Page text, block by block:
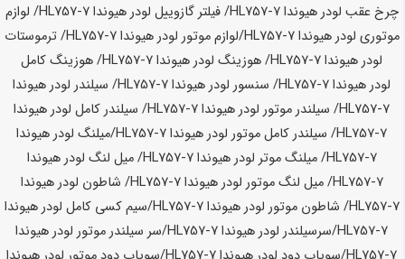
چرخ عقب لودرهیوندا HL757-7 / فیلتر گازوییل لودرهیوندا HL757-7
/ لوازم
موتوری لودرهیوندا HL757-7 /لوازم موتور لودرهیوندا HL757-7
/ ترموستات
لودرهیوندا HL757-7 / هوزینگ لودرهیوندا HL757-7
/ هوزینگ کامل
لودرهیوندا HL757-7 / سنسور لودرهیوندا HL757-7 / سیلندر لودرهیوندا
HL757-7/ سیلندر موتور لودرهیوندا HL757-7 / سیلندر کامل لودرهیوندا
HL757-7/ سیلندر کامل موتور لودرهیوندا HL757-7 /میلنگ لودرهیوندا
HL757-7/ میلنگ موتر لودرهیوندا HL757-7 / میل لنگ لودرهیوندا
HL757-7/ میل لنگ موتور لودرهیوندا HL757-7 / شاطون لودرهیوندا
HL757-7/ شاطون موتور لودرهیوندا HL757-7 /سیم کسی کامل لودرهیوندا
HL757-7/سرسیلندر لودرهیوندا HL757-7 /سر سیلندر موتور لودرهیوندا